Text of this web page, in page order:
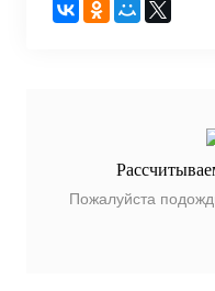
Пожалуйста